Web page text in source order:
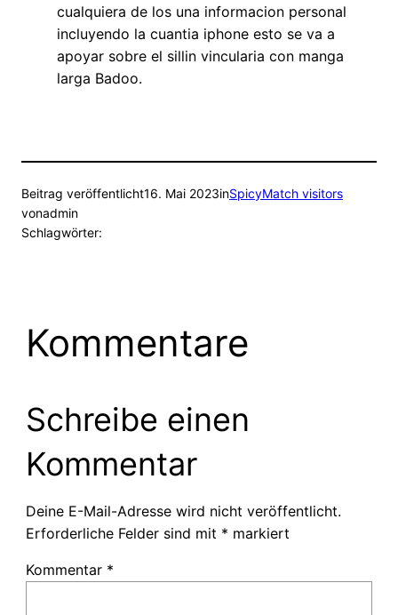
cualquiera de los una informacion personal
incluyendo la cuantia iphone esto se va a
apoyar sobre el silli­n vincularia con manga
larga Badoo.
Beitrag veröffentlicht16. Mai 2023inSpicyMatch visitors
vonadmin
Schlagwörter:
Kommentare
Schreibe einen
Kommentar
Deine E-Mail-Adresse wird nicht veröffentlicht.
Erforderliche Felder sind mit * markiert
Kommentar *